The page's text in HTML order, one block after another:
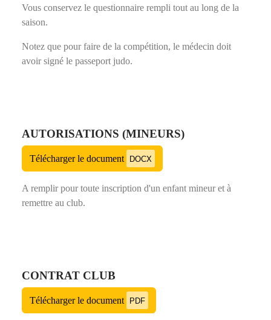
Vous conservez le questionnaire rempli tout au long de la
saison.
Notez que pour faire de la compétition, le médecin doit
avoir signé le passeport judo.
AUTORISATIONS (MINEURS)
Télécharger le document DOCX
A remplir pour toute inscription d'un enfant mineur et à
remettre au club.
CONTRAT CLUB
Télécharger le document PDF